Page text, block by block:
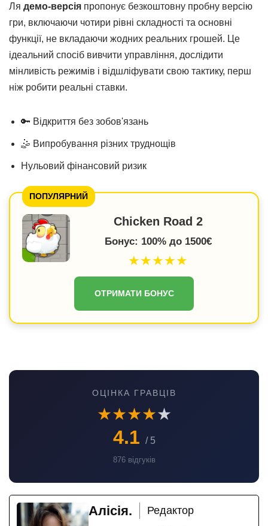
Ля демо-версія пропонує безкоштовну пробну версію
гри, включаючи чотири рівні складності та основні
функції, не вкладаючи жодних реальних грошей. Це
ідеальний спосіб вивчити управління, дослідити
мінливість режимів і відшліфувати свою тактику, перш
ніж робити реальні ставки.
🔑 Відкриття без зобов'язань
🤹 Випробування різних труднощів
Нульовий фінансовий ризик
ПОПУЛЯРНИЙ
Chicken Road 2
Бонус: 100% до 1500€
★★★★★
ОТРИМАТИ БОНУС
ОЦІНКА ГРАВЦІВ
★★★★★
4.1 / 5
876 відгуків
Алісія.
Редактор